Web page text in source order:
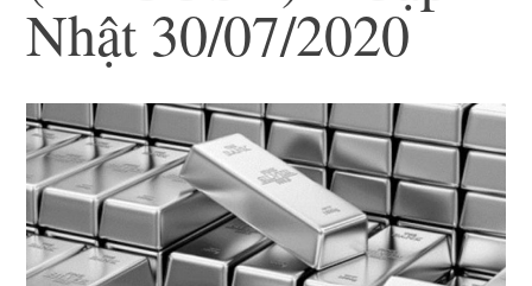
Nhật 30/07/2020